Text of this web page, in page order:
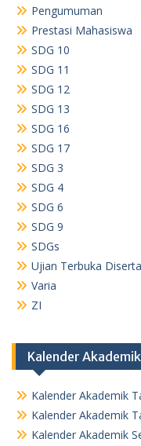
Pengumuman
Prestasi Mahasiswa
SDG 10
SDG 11
SDG 12
SDG 13
SDG 16
SDG 17
SDG 3
SDG 4
SDG 6
SDG 9
SDGs
Ujian Terbuka
Varia
ZI
Kalender Akademik
Kalender Akademik
Kalender Akademik
Kalender Akademik